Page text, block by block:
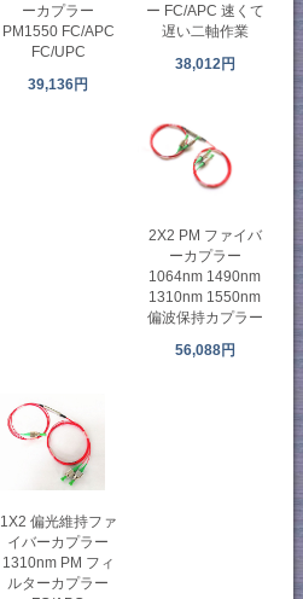
ーカプラー
PM1550 FC/APC
FC/UPC
39,136円
ー FC/APC 速くて
遅い二軸作業
38,012円
2X2 PM ファイバ
ーカプラー
1064nm 1490nm
1310nm 1550nm
偏波保持カプラー
56,088円
1X2 偏光維持ファ
イバーカプラー
1310nm PM フィ
ルターカプラー